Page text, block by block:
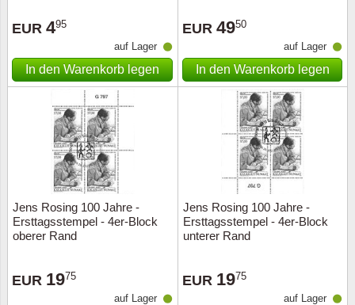
EUR 495
auf Lager
In den Warenkorb legen
EUR 4950
auf Lager
In den Warenkorb legen
Jens Rosing 100 Jahre -
Ersttagsstempel - 4er-Block
oberer Rand
EUR 1975
auf Lager
Jens Rosing 100 Jahre -
Ersttagsstempel - 4er-Block
unterer Rand
EUR 1975
auf Lager
Sondermappen
Weihnachtsaufhänger
Andere Sammlerstücke
Anderes Zubehör